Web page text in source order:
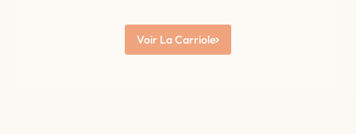
Voir La Carriole